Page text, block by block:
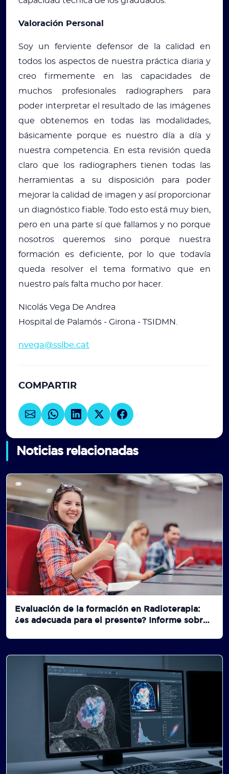
Valoración Personal
Soy un ferviente defensor de la calidad en
todos los aspectos de nuestra práctica diaria y
creo firmemente en las capacidades de
muchos profesionales radiographers para
poder interpretar el resultado de las imágenes
que obtenemos en todas las modalidades,
básicamente porque es nuestro día a día y
nuestra competencia. En esta revisión queda
claro que los radiographers tienen todas las
herramientas a su disposición para poder
mejorar la calidad de imagen y así proporcionar
un diagnóstico fiable. Todo esto está muy bien,
pero en una parte sí que fallamos y no porque
nosotros queremos sino porque nuestra
formación es deficiente, por lo que todavía
queda resolver el tema formativo que en
nuestro país falta mucho por hacer.
Nicolás Vega De Andrea
Hospital de Palamós - Girona - TSIDMN.
nvega@ssibe.cat
COMPARTIR
Noticias relacionadas
Evaluación de la formación en Radioterapia:
¿es adecuada para el presente? Informe sobre